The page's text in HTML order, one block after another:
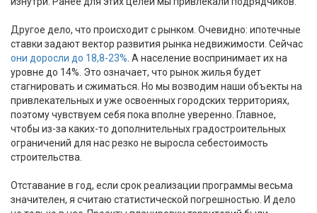
Другое дело, что происходит с рынком. Очевидно: ипотечные
ставки задают вектор развития рынка недвижимости. Сейчас
они доросли до 18,8-23% . А население воспринимает их на
уровне до 14%. Это означает, что рынок жилья будет
стагнировать и сжиматься. Но мы возводим наши объекты на
привлекательных и уже освоенных городских территориях,
поэтому чувствуем себя пока вполне уверенно. Главное,
чтобы из-за каких-то дополнительных градостроительных
ограничений для нас резко не выросла себестоимость
строительства.
Отставание в год, если срок реализации программы весьма
значителен, я считаю статистической погрешностью. И дело